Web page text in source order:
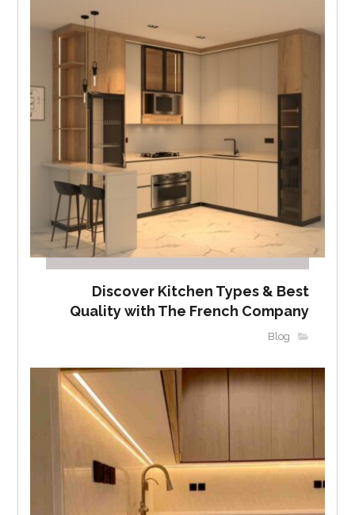
Discover Kitchen Types & Best
Quality with The French Company
Blog